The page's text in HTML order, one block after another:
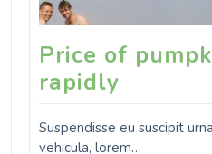
Price of
rapidly
Suspendisse eu suscipit
vehicula, lorem…